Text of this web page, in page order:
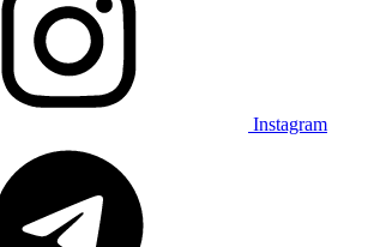
Instagram